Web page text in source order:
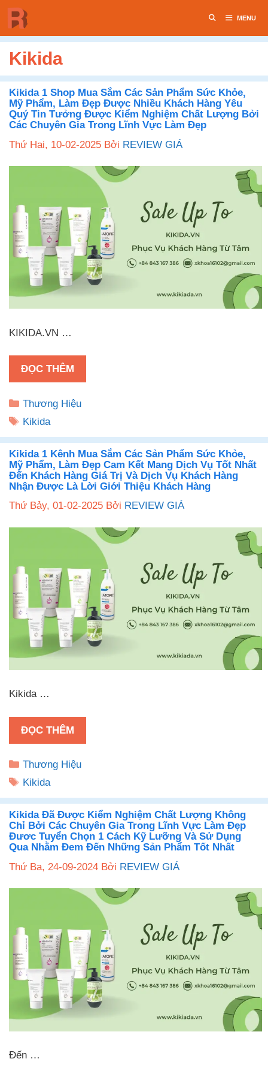
Chuyển
đến
nội
dung
MENU
Kikida
Kikida 1 Shop Mua Sắm Các Sản Phẩm Sức Khỏe,
Mỹ Phẩm, Làm Đẹp Được Nhiều Khách Hàng Yêu
Quý Tin Tưởng Được Kiểm Nghiệm Chất Lượng Bởi
Các Chuyên Gia Trong Lĩnh Vực Làm Đẹp
Thứ Hai, 10-02-2025 Bởi REVIEW GIÁ
KIKIDA.VN …
ĐỌC THÊM
Danh
mục
Thương Hiệu
Thẻ
Kikida
Kikida 1 Kênh Mua Sắm Các Sản Phẩm Sức Khỏe,
Mỹ Phẩm, Làm Đẹp Cam Kết Mang Dịch Vụ Tốt Nhất
Đến Khách Hàng Giá Trị Và Dịch Vụ Khách Hàng
Nhận Được Là Lời Giới Thiệu Khách Hàng
Thứ Bảy, 01-02-2025 Bởi REVIEW GIÁ
Kikida …
ĐỌC THÊM
Danh
mục
Thương Hiệu
Thẻ
Kikida
Kikida Đã Được Kiểm Nghiệm Chất Lượng Không
Chỉ Bởi Các Chuyên Gia Trong Lĩnh Vực Làm Đẹp
Đươc Tuyển Chọn 1 Cách Kỹ Lưỡng Và Sử Dụng
Qua Nhằm Đem Đến Những Sản Phẩm Tốt Nhất
Thứ Ba, 24-09-2024 Bởi REVIEW GIÁ
Đến …